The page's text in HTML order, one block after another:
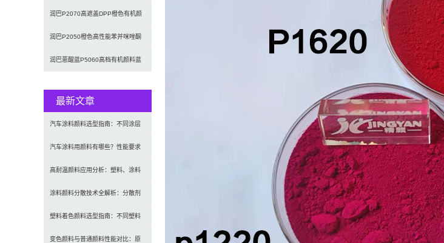
_联苯胺橙
润巴P2070高遮盖DPP橙色有机颜
料_颜料橙73
润巴P2050橙色高性能苯并咪唑酮
颜料_颜料橙64
润巴蒽醌蓝P5060高档有机颜料蓝
最新文章
汽车涂料颜料选型指南：不同涂层
应用要求、OEM与修补漆用颜料
汽车涂料用颜料有哪些？性能要求
及常用颜料类型介绍
高耐温颜料应用分析：塑料、涂料
及工程材料的选型原则与行业实践
涂料颜料分散技术全解析：分散剂
选型、研磨工艺及常见问题解决
塑料着色颜料选型指南：不同塑料
材料如何选择合适颜料？
变色颜料与普通颜料性能对比：原